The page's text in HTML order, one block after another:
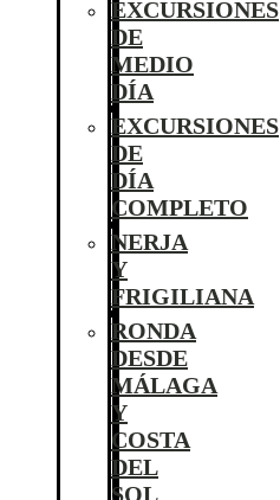
EXCURSIONES
DE
MEDIO
DÍA
EXCURSIONES
DE
DÍA
COMPLETO
NERJA
Y
FRIGILIANA
RONDA
DESDE
MÁLAGA
Y
COSTA
DEL
SOL